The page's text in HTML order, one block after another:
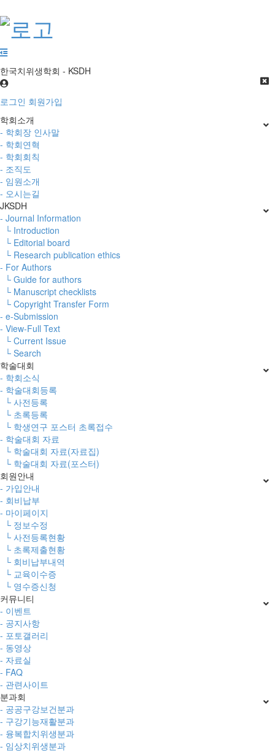
한국치위생학회 - KSDH
로그인 회원가입
학회소개
- 학회장 인사말
- 학회연혁
- 학회회칙
- 조직도
- 임원소개
- 오시는길
JKSDH
- Journal Information
└ Introduction
└ Editorial board
└ Research publication ethics
- For Authors
└ Guide for authors
└ Manuscript checklists
└ Copyright Transfer Form
- e-Submission
- View-Full Text
└ Current Issue
└ Search
학술대회
- 학회소식
- 학술대회등록
└ 사전등록
└ 초록등록
└ 학생연구 포스터 초록접수
- 학술대회 자료
└ 학술대회 자료(자료집)
└ 학술대회 자료(포스터)
회원안내
- 가입안내
- 회비납부
- 마이페이지
└ 정보수정
└ 사전등록현황
└ 초록제출현황
└ 회비납부내역
└ 교육이수증
└ 영수증신청
커뮤니티
- 이벤트
- 공지사항
- 포토갤러리
- 동영상
- 자료실
- FAQ
- 관련사이트
분과회
- 공공구강보건분과
- 구강기능재활분과
- 융복합치위생분과
- 임상치위생분과